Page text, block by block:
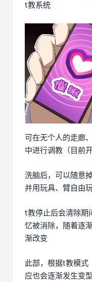
t教系统
可在无个人的走廊
中进行调教（目前开
洗脑后，可以随意
并用玩具、臂自由
t教停止后会清除期
忆被消除，随着逐
渐改变
此部，根据t教模式
应也会逐渐发生变